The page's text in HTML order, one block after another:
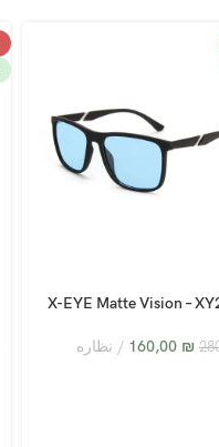
X-EYE Matte Vision –
160,00 ₪ نظاره